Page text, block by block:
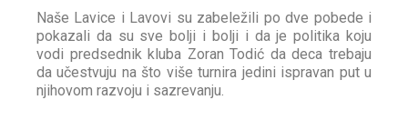
Naše Lavice i Lavovi su zabeležili po dve pobede i
pokazali da su sve bolji i bolji i da je politika koju
vodi predsednik kluba Zoran Todić da deca trebaju
da učestvuju na što više turnira jedini ispravan put u
njihovom razvoju i sazrevanju.